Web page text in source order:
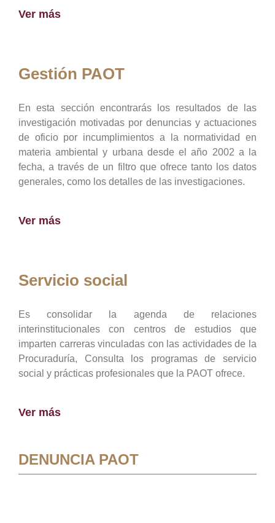
Ver más
Gestión PAOT
En esta sección encontrarás los resultados de las
investigación motivadas por denuncias y actuaciones
de oficio por incumplimientos a la normatividad en
materia ambiental y urbana desde el año 2002 a la
fecha, a través de un filtro que ofrece tanto los datos
generales, como los detalles de las investigaciones.
Ver más
Servicio social
Es consolidar la agenda de relaciones
interinstitucionales con centros de estudios que
imparten carreras vinculadas con las actividades de la
Procuraduría, Consulta los programas de servicio
social y prácticas profesionales que la PAOT ofrece.
Ver más
DENUNCIA PAOT